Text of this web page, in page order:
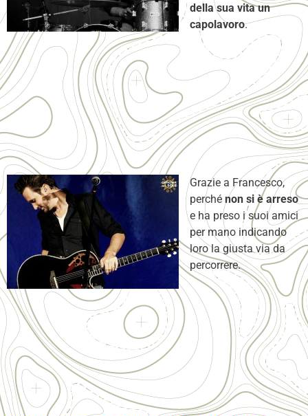
della sua vita un
capolavoro.
Grazie a Francesco,
perché non si è arreso
e ha preso i suoi amici
per mano indicando
loro la giusta via da
percorrere.